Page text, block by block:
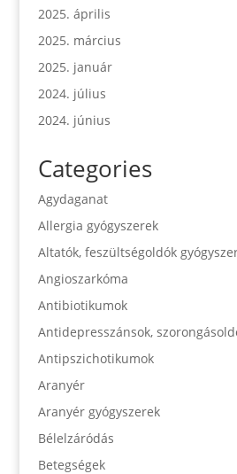
2025. április
2025. március
2025. január
2024. július
2024. június
Categories
Agydaganat
Allergia gyógyszerek
Altatók, feszültségoldók
Angioszarkóma
Antibiotikumok
Antidepresszánsok,
Antipszichotikumok
Aranyér
Aranyér gyógyszerek
Bélelzáródás
Betegségek